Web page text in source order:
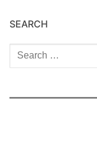
SEARCH
Cari: